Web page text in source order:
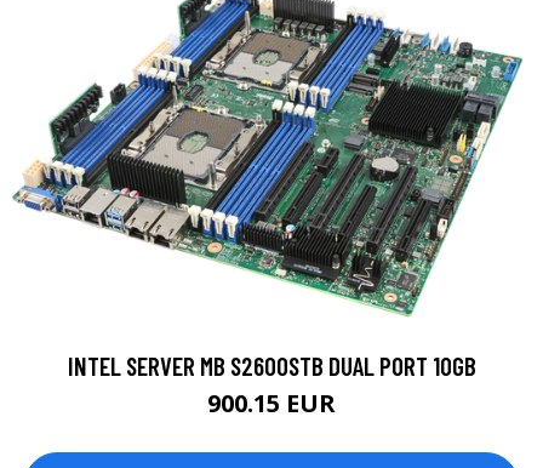
INTEL SERVER MB S2600STB DUAL PORT 10GB
900.15 EUR